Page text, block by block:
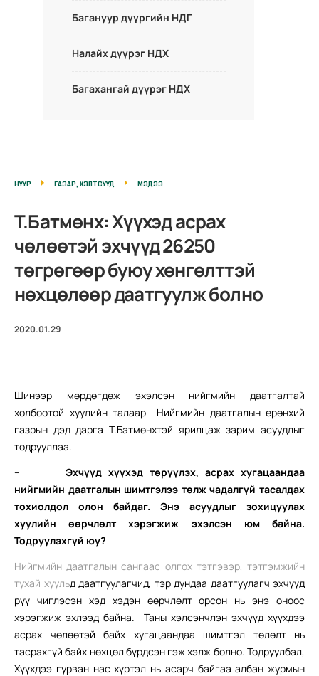
Багануур дүүргийн НДГ
Налайх дүүрэг НДХ
Багахангай дүүрэг НДХ
НҮҮР ГАЗАР, ХЭЛТСҮҮД МЭДЭЭ
Т.Батмөнх: Хүүхэд асрах
чөлөөтэй эхчүүд 26250
төгрөгөөр буюу хөнгөлттэй
нөхцөлөөр даатгуулж болно
2020.01.29
Шинээр мөрдөгдөж эхэлсэн нийгмийн даатгалтай
холбоотой хуулийн талаар Нийгмийн даатгалын ерөнхий
газрын дэд дарга Т.Батмөнхтэй ярилцаж зарим асуудлыг
тодрууллаа.
– Эхчүүд хүүхэд төрүүлэх, асрах хугацаандаа
нийгмийн даатгалын шимтгэлээ төлж чадалгүй тасалдах
тохиолдол
олон байдаг. Энэ асуудлыг зохицуулах
хуулийн өөрчлөлт хэрэгжиж эхэлсэн юм байна.
Тодруулахгүй юу?
Нийгмийн даатгалын сангаас олгох тэтгэвэр, тэтгэмжийн
тухай хуульд даатгуулагчид, тэр дундаа даатгуулагч эхчүүд
рүү чиглэсэн хэд хэдэн өөрчлөлт орсон нь энэ оноос
хэрэгжиж эхлээд байна. Таны хэлсэнчлэн эхчүүд хүүхдээ
асрах чөлөөтэй байх хугацаандаа шимтгэл төлөлт нь
тасрахгүй байх нөхцөл бүрдсэн гэж хэлж болно. Тодруулбал,
Хүүхдээ гурван нас хүртэл нь асарч байгаа албан журмын